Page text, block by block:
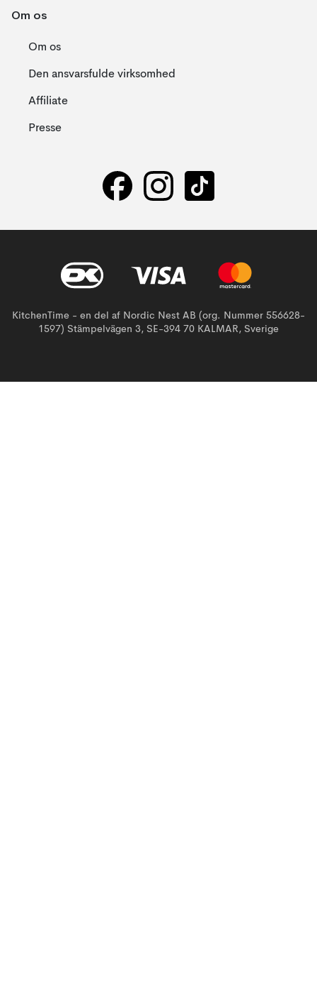
Om os
Om os
Den ansvarsfulde virksomhed
Affiliate
Presse
KitchenTime - en del af Nordic Nest AB (org. Nummer 556628-
1597) Stämpelvägen 3, SE-394 70 KALMAR, Sverige